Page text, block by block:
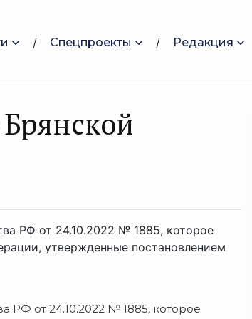
Спецпроекты Редакция
РФ от 24.10.2022 № 1885, которое
утвержденные постановлением
РФ от 24.10.2022 № 1885, которое